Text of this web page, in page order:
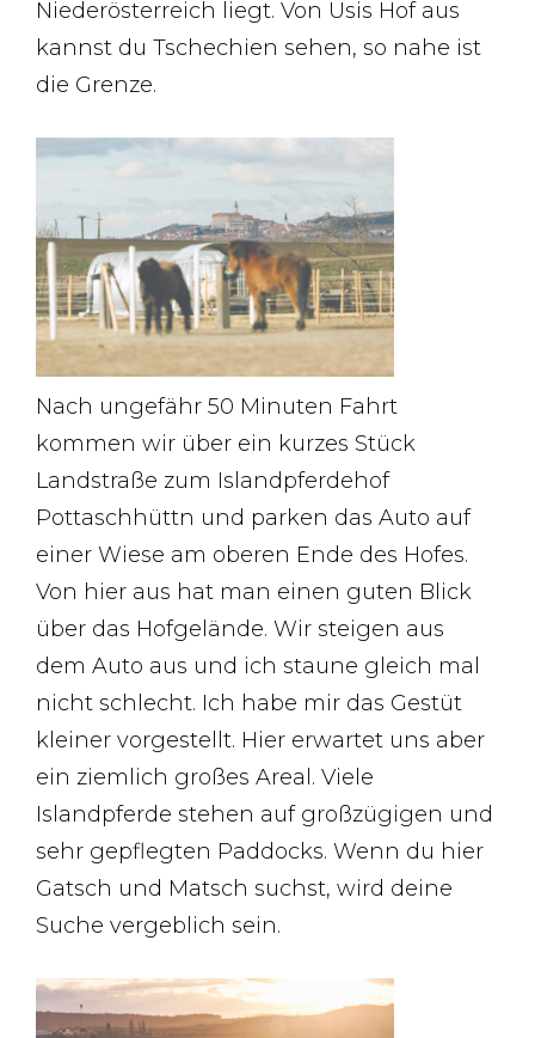
Niederösterreich liegt. Von Usis Hof aus
kannst du Tschechien sehen, so nahe ist
die Grenze.
Nach ungefähr 50 Minuten Fahrt
kommen wir über ein kurzes Stück
Landstraße zum Islandpferdehof
Pottaschhüttn und parken das Auto auf
einer Wiese am oberen Ende des Hofes.
Von hier aus hat man einen guten Blick
über das Hofgelände. Wir steigen aus
dem Auto aus und ich staune gleich mal
nicht schlecht. Ich habe mir das Gestüt
kleiner vorgestellt. Hier erwartet uns aber
ein ziemlich großes Areal. Viele
Islandpferde stehen auf großzügigen und
sehr gepflegten Paddocks. Wenn du hier
Gatsch und Matsch suchst, wird deine
Suche vergeblich sein.